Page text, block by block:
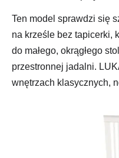
Ten model sprawdzi się
na krześle bez tapicerki,
do małego, okrągłego
przestronnej jadalni.
wnętrzach klasycznych,